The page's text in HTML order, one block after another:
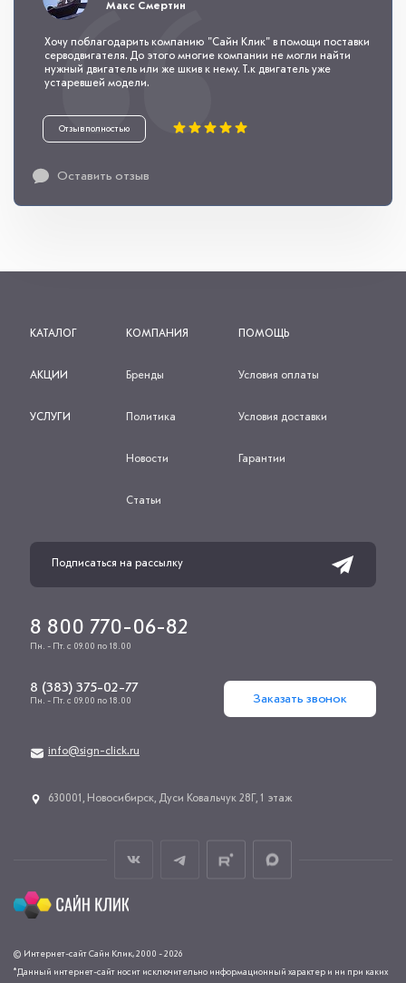
Оставить отзыв
Макс Смертин
Хочу поблагодарить компанию "Сайн Клик" в помощи поставки
серводвигателя. До этого многие компании не могли найти
нужный двигатель или же шкив к нему. Т.к двигатель уже
устаревшей модели.
Отзыв полностью
КАТАЛОГ
АКЦИИ
УСЛУГИ
КОМПАНИЯ
Бренды
Политика
Новости
Статьи
ПОМОЩЬ
Условия оплаты
Условия доставки
Гарантии
8 800 770-06-82
Пн. - Пт. с 09.00 по 18.00
8 (383) 375-02-77
Пн. - Пт. с 09.00 по 18.00 Заказать звонок
info@sign-click.ru
​630001, Новосибирск, Дуси Ковальчук 28Г, 1 этаж
© Интернет-сайт Сайн Клик, 2000 - 2026
*Данный интернет-сайт носит исключительно информационный характер и ни при каких